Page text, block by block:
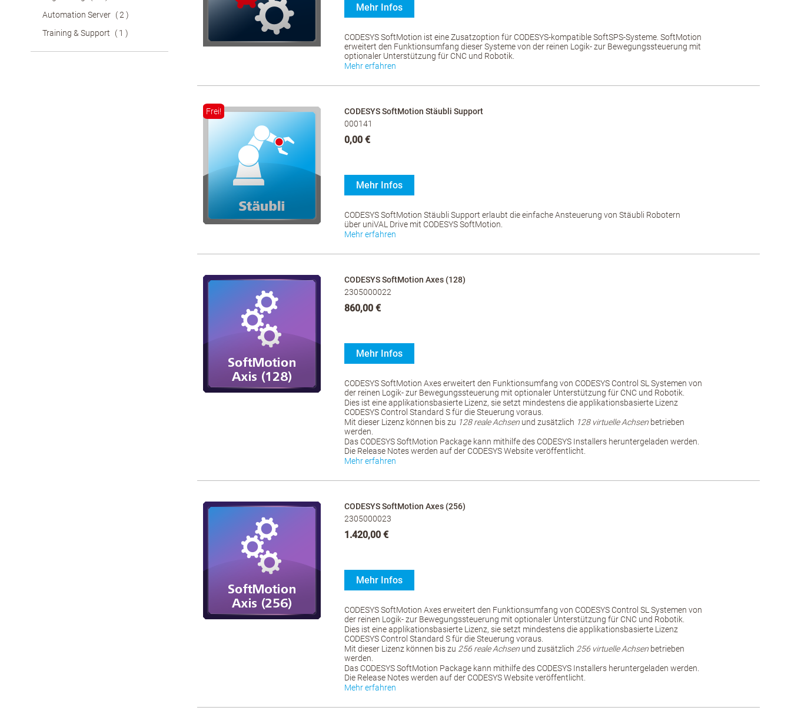
Mehr Infos
CODESYS SoftMotion ist eine Zusatzoption für CODESYS-kompatible SoftSPS-Systeme. SoftMotion
erweitert den Funktionsumfang dieser Systeme von der reinen Logik- zur Bewegungssteuerung mit
optionaler Unterstützung für CNC und Robotik.
Mehr erfahren
Frei!
CODESYS SoftMotion Stäubli Support
000141
0,00 €
Mehr Infos
CODESYS SoftMotion Stäubli Support erlaubt die einfache Ansteuerung von Stäubli Robotern
über uniVAL Drive mit CODESYS SoftMotion.
Mehr erfahren
CODESYS SoftMotion Axes (128)
2305000022
860,00 €
Mehr Infos
CODESYS SoftMotion Axes erweitert den Funktionsumfang von CODESYS Control SL Systemen von
der reinen Logik- zur Bewegungssteuerung mit optionaler Unterstützung für CNC und Robotik.
Dies ist eine applikationsbasierte Lizenz, sie setzt mindestens die applikationsbasierte Lizenz
CODESYS Control Standard S für die Steuerung voraus.
Mit dieser Lizenz können bis zu 128 reale Achsen und zusätzlich 128 virtuelle Achsen betrieben
werden.
Das CODESYS SoftMotion Package kann mithilfe des CODESYS Installers heruntergeladen werden.
Die Release Notes werden auf der CODESYS Website veröffentlicht.
Mehr erfahren
CODESYS SoftMotion Axes (256)
2305000023
1.420,00 €
Mehr Infos
CODESYS SoftMotion Axes erweitert den Funktionsumfang von CODESYS Control SL Systemen von
der reinen Logik- zur Bewegungssteuerung mit optionaler Unterstützung für CNC und Robotik.
Dies ist eine applikationsbasierte Lizenz, sie setzt mindestens die applikationsbasierte Lizenz
CODESYS Control Standard S für die Steuerung voraus.
Mit dieser Lizenz können bis zu 256 reale Achsen und zusätzlich 256 virtuelle Achsen betrieben
werden.
Das CODESYS SoftMotion Package kann mithilfe des CODESYS Installers heruntergeladen werden.
Die Release Notes werden auf der CODESYS Website veröffentlicht.
Mehr erfahren
Automation Server
2Artikel
Training & Support
1 Artikel